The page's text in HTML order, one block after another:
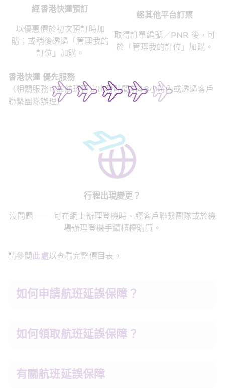
經香港快運預訂
以優惠價於初次預訂時加
購；或稍後透過「管理我的
訂位」加購。
經其他平台訂票
取得訂單編號／PNR 後，可
於「管理我的訂位」加購。
香港快運 優先服務
（相關服務可於航班預定出發時間前48小時內或透過客戶
聯繫團隊辦理）
行程出現變更？
沒問題 —— 可在網上辦理登機時、經客戶聯繫團隊或於機
場辦理登機手續櫃檯購買。
請參閱 此處以查看完整價目表。
如何申請航班延誤保障？
如何領取航班延誤保障？
有關航班延誤保障